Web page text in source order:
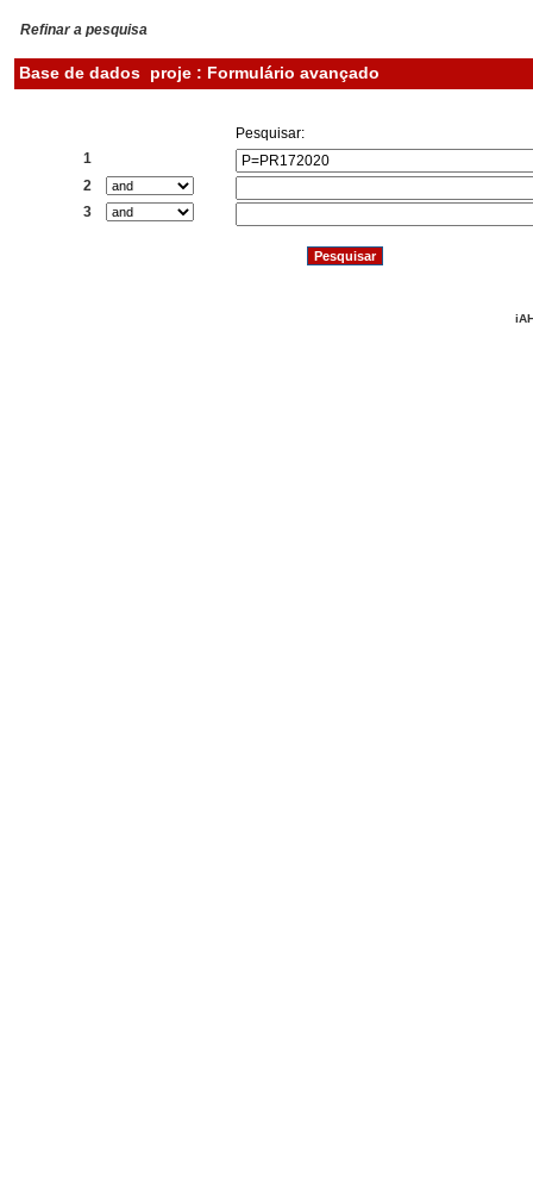
Refinar a pesquisa
Base de dados proje : Formulário avançado
Pesquisar:
1
2
3